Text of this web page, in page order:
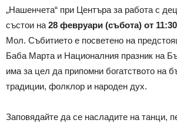
„Нашенчета“ при Центъра за работа с
състои на 28 февруари (събота) от
Мол. Събитието е посветено на
Баба Марта и Националния празник на
има за цел да припомни богатството на
традиции, фолклор и народен дух.
Заповядайте да се насладите на танци,